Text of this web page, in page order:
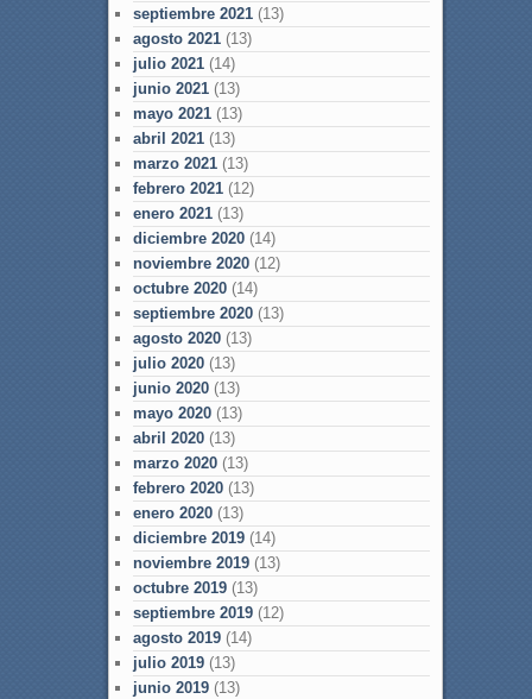
septiembre 2021(13)
agosto 2021(13)
julio 2021(14)
junio 2021(13)
mayo 2021(13)
abril 2021(13)
marzo 2021(13)
febrero 2021(12)
enero 2021(13)
diciembre 2020(14)
noviembre 2020(12)
octubre 2020(14)
septiembre 2020(13)
agosto 2020(13)
julio 2020(13)
junio 2020(13)
mayo 2020(13)
abril 2020(13)
marzo 2020(13)
febrero 2020(13)
enero 2020(13)
diciembre 2019(14)
noviembre 2019(13)
octubre 2019(13)
septiembre 2019(12)
agosto 2019(14)
julio 2019(13)
junio 2019(13)